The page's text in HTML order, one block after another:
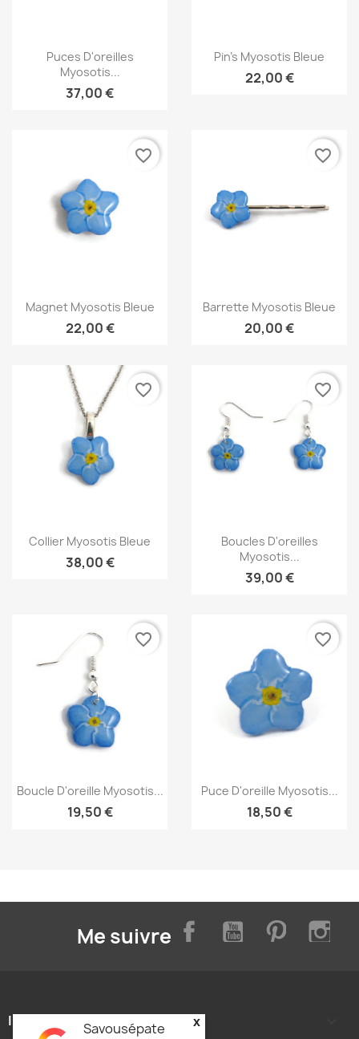
Aperçu rapide
Puces D'oreilles
Myosotis...
37,00 €
Aperçu rapide
Pin's Myosotis Bleue
22,00 €
Aperçu rapide
Magnet Myosotis Bleue
22,00 €
favorite_border
Aperçu rapide
Barrette Myosotis Bleue
20,00 €
favorite_border
Aperçu rapide
Collier Myosotis Bleue
38,00 €
favorite_border
Aperçu rapide
Boucles D'oreilles
Myosotis...
39,00 €
favorite_border
 Aperçu rapide
Boucle D'oreille Myosotis...
19,50 €
favorite_border
Aperçu rapide
Puce D'oreille Myosotis...
18,50 €
favorite_border
Me suivre FacebookYouTube Pinterest
INFORMATIONSSavousépate x